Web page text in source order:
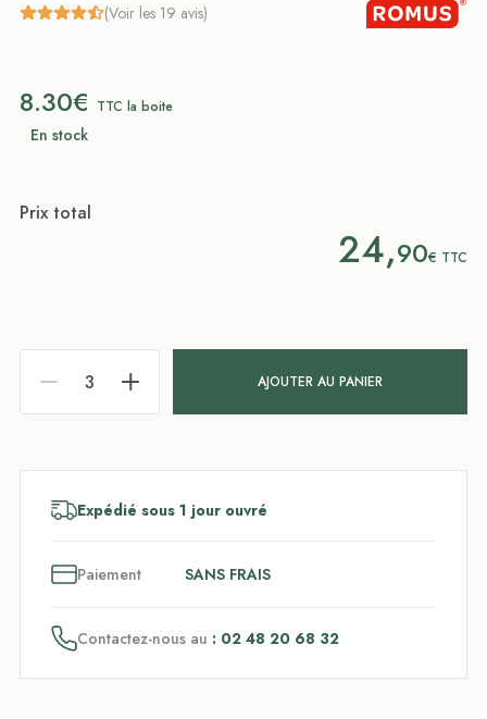
(Voir les 19 avis)
8.30€ TTC la boite
En stock
Prix total
24,90€ TTC
AJOUTER AU PANIER
Expédié sous 1 jour ouvré
Paiement SANS FRAIS
Contactez-nous au : 02 48 20 68 32